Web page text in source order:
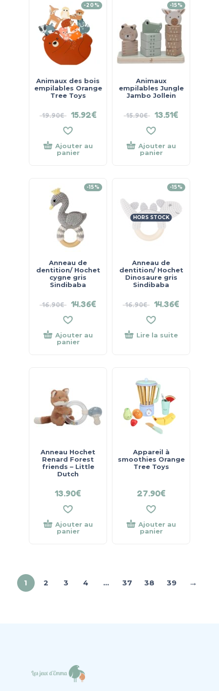
-20%
Animaux des bois
empilables Orange
Tree Toys
19.90€ 15.92€
Ajouter au
panier
-15%
Animaux
empilables Jungle
Jambo Jollein
15.90€ 13.51€
Ajouter au
panier
-15%
Anneau de
dentition/ Hochet
cygne gris
Sindibaba
16.90€ 14.36€
Ajouter au
panier
-15%
HORS STOCK
Anneau de
dentition/ Hochet
Dinosaure gris
Sindibaba
16.90€ 14.36€
Lire la suite
Anneau Hochet
Renard Forest
friends – Little
Dutch
13.90€
Ajouter au
panier
Appareil à
smoothies Orange
Tree Toys
27.90€
Ajouter au
panier
1 2 3 4 … 37 38 39 →